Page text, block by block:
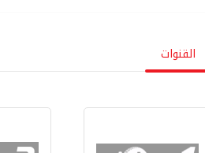
القنوات